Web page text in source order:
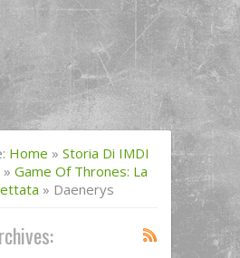
Home » Storia Di IMDI
» Game Of Thrones: La
» Daenerys